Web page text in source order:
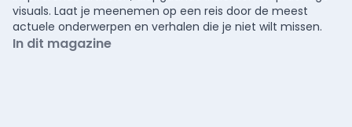
visuals. Laat je meenemen op een reis door de meest
actuele onderwerpen en verhalen die je niet wilt missen.
In dit magazine